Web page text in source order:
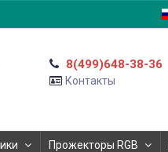
8(499)648-38-36
Контакты
Прожекторы RGB